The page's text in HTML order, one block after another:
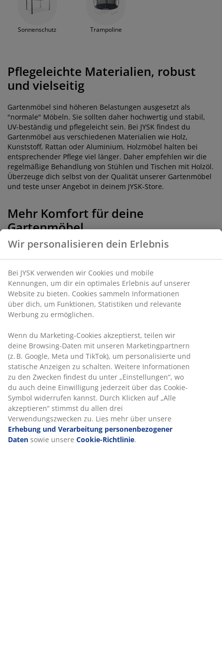
Sonnenschutz Trampoline
Pflegeleichte Materialien, robust
und vielseitig
Gartenmöbel sind höheren Belastungen ausgesetzt als
"normale" Möbeln. Sie sollten daher hochwertig und stabil,
UV-beständig und pflegeleicht sein. Bei JYSK findest du
Gartenmöbel aus verschiedenen Materialien wie Holz,
Kunststoff, Rattan oder Aluminium. Holzmöbel halten bei
entsprechender Pflege viel länger. Daher empfehlen wir die
regelmäßige Behandlung von Stühlen und Tischen mit Holzöl.
Überzeuge dich selbst von der Qualität unserer Gartenmöbel
und teste unser Angebot in deinem JYSK-Store.
Mehr Komfort für deine
Gartenmöbel
Wenn du deine passenden Gartenmöbel gefunden hast,
darfst du es dir bequem machen: mit unserer großen
Auswahl an Auflagen. Bei JYSK findest du Modelle in
verschiedenen Farben, Designs, Formen und Größen. Ganz
egal, ob du einen Kräutergarten, einen Balkongarten, eine
Dachterrasse, eine Gartenbar, einen Wintergarten oder auch
nur eine kleine Gartenecke einrichten willst: Bei JYSK findest
du die passenden Zutaten für viel Komfort unter freiem
Stillvoll im Freien: Die Kunst der
Terrassenmöbel und der Charme
von Balkonmöbeln
Terrassenmöbel sind speziell für die Nutzung im Freien
konzipiert und werden typischerweise auf Terrassen oder in
Gärten platziert. Sie sind oft robuster und wetterbeständiger
als Balkonmöbel, da sie den verschiedenen
Witterungsbedingungen standhalten müssen.
Wir personalisieren dein Erlebnis
Bei JYSK verwenden wir Cookies und mobile
Kennungen, um dir ein optimales Erlebnis auf unserer
Website zu bieten. Cookies sammeln Informationen
über dich, um Funktionen, Statistiken und relevante
Werbung zu ermöglichen.
Wenn du Marketing-Cookies akzeptierst, teilen wir
deine Browsing-Daten mit unseren Marketingpartnern
(z. B. Google, Meta und TikTok), um personalisierte und
statische Anzeigen zu schalten. Weitere Informationen
zu den Zwecken findest du unter „Einstellungen“, wo
du auch deine Einwilligung jederzeit über das Cookie-
Symbol widerrufen kannst. Durch Klicken auf „Alle
akzeptieren“ stimmst du allen drei
Verwendungszwecken zu. Lies mehr über unsere
Erhebung und Verarbeitung personenbezogener
Daten sowie unsere Cookie-Richtlinie.